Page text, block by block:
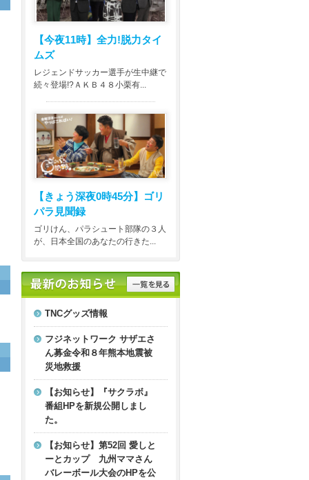
【今夜11時】 全力!脱力タイ
ムズ
レジェンドサッカー選手が生中継で
続々登場!?ＡＫＢ４８小栗有...
【きょう深夜0時45分】
ゴリ
パラ見聞録
ゴリけん、パラシュート部隊の３人
が、日本全国のあなたの行きた...
TNCグッズ情報
フジネットワーク サザエさ
ん募金令和８年熊本地震被
災地救援
【お知らせ】『サクラボ』
番組HPを新規公開しまし
た。
【お知らせ】第52回 愛しと
ーとカップ 九州ママさん
バレーボール大会のHPを公